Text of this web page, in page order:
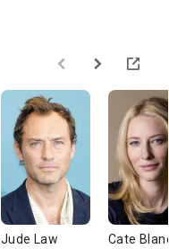
Jude Law Cate